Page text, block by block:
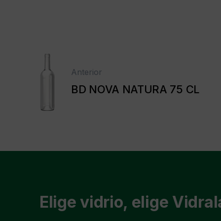
Anterior
BD NOVA NATURA 75 CL
Elige vidrio, elige